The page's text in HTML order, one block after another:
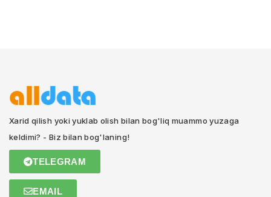
Xarid qilish yoki yuklab olish bilan bog'liq muammo yuzaga
keldimi? - Biz bilan bog'laning!
TELEGRAM
EMAIL